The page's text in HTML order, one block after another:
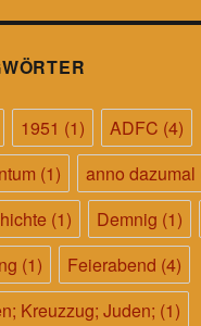
1951 (1) ADFC (4)
(1) anno dazumal
(1) Demnig (1)
(1) Feierabend (4)
Kreuzzug; Juden; (1)